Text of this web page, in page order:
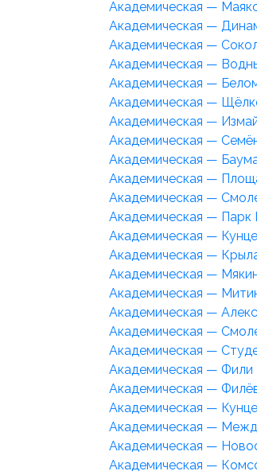
Академическая —
Академическая —
Академическая —
Академическая —
Академическая —
Академическая —
Академическая —
Академическая —
Академическая —
Академическая —
Академическая —
Академическая — Парк
Академическая —
Академическая —
Академическая —
Академическая —
Академическая —
Академическая —
Академическая —
Академическая — Фили
Академическая —
Академическая —
Академическая —
Академическая —
Академическая —